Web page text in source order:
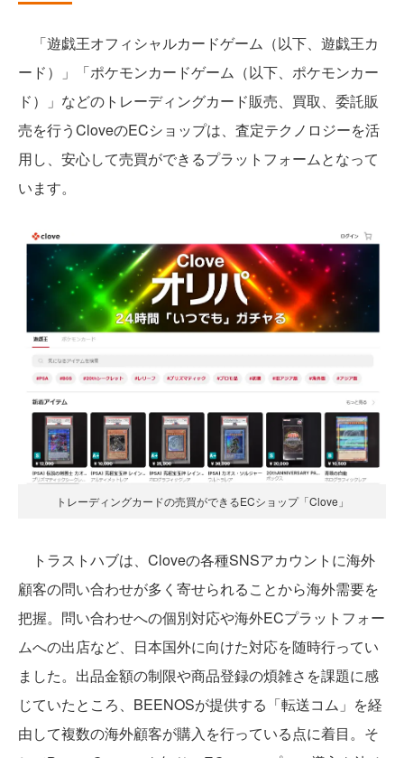
「遊戯王オフィシャルカードゲーム（以下、遊戯王カ
ード）」「ポケモンカードゲーム（以下、ポケモンカー
ド）」などのトレーディングカード販売、買取、委託販
売を行うCloveのECショップは、査定テクノロジーを活
用し、安心して売買ができるプラットフォームとなって
います。
トレーディングカードの売買ができるECショップ「Clove」
トラストハブは、Cloveの各種SNSアカウントに海外
顧客の問い合わせが多く寄せられることから海外需要を
把握。問い合わせへの個別対応や海外ECプラットフォー
ムへの出店など、日本国外に向けた対応を随時行ってい
ました。出品金額の制限や商品登録の煩雑さを課題に感
じていたところ、BEENOSが提供する「転送コム」を経
由して複数の海外顧客が購入を行っている点に着目。そ